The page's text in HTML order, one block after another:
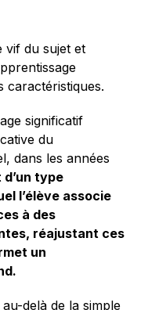
vif du sujet et
caractéristiques.
significatif
du
dans les années
d’un type
l’élève associe
à des
réajustant ces
un
delà de la simple